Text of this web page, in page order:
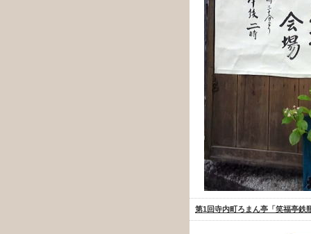
第1回寺内町ろまん亭「笑福亭